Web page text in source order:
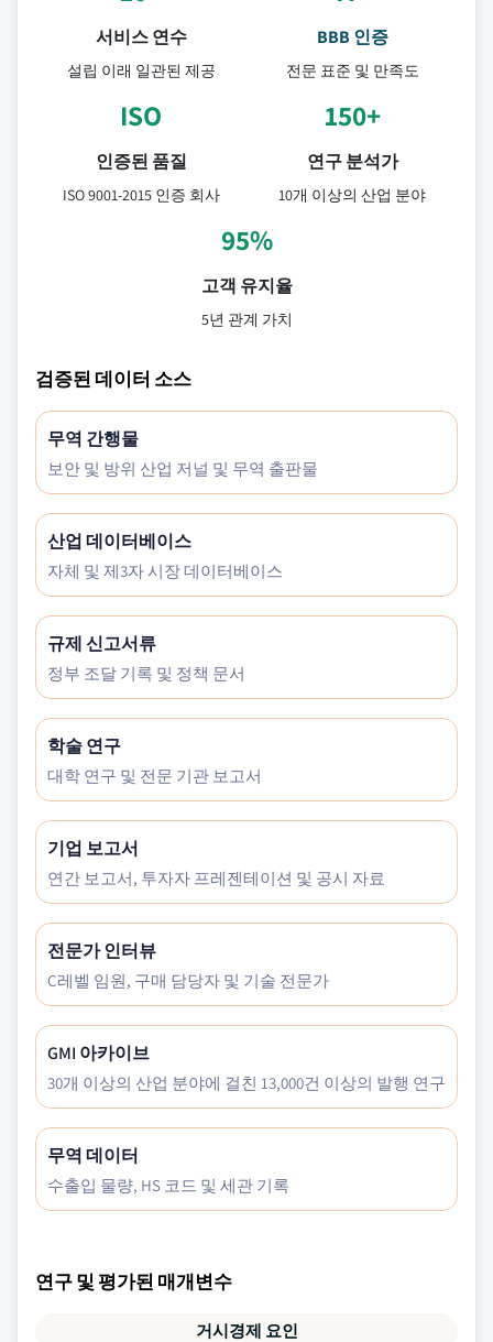
서비스 연수
설립 이래 일관된 제공
BBB 인증
전문 표준 및 만족도
ISO
인증된 품질
ISO 9001-2015 인증 회사
150+
연구 분석가
10개 이상의 산업 분야
95%
고객 유지율
5년 관계 가치
검증된 데이터 소스
무역 간행물
보안 및 방위 산업 저널 및 무역 출판물
산업 데이터베이스
자체 및 제3자 시장 데이터베이스
규제 신고서류
정부 조달 기록 및 정책 문서
학술 연구
대학 연구 및 전문 기관 보고서
기업 보고서
연간 보고서, 투자자 프레젠테이션 및 공시 자료
전문가 인터뷰
C레벨 임원, 구매 담당자 및 기술 전문가
GMI 아카이브
30개 이상의 산업 분야에 걸친 13,000건 이상의 발행 연구
무역 데이터
수출입 물량, HS 코드 및 세관 기록
연구 및 평가된 매개변수
거시경제 요인